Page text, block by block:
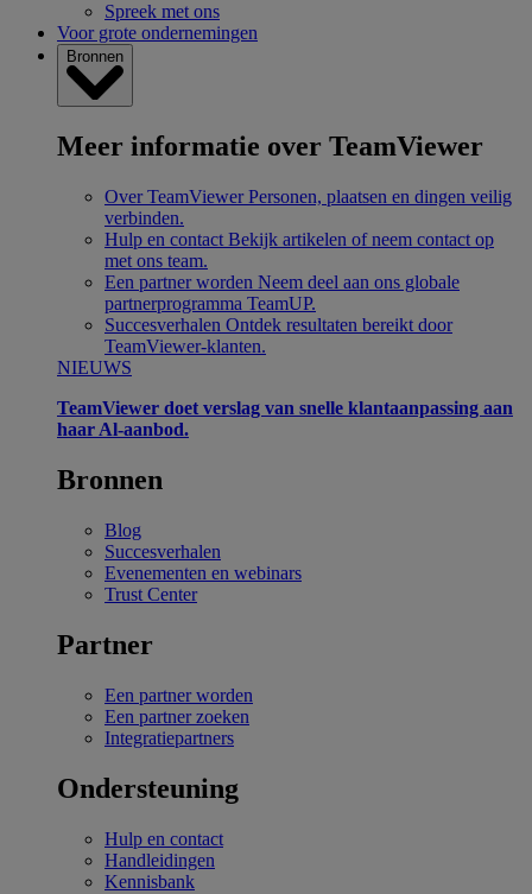
Spreek met ons
Voor grote ondernemingen
Bronnen
Meer informatie over TeamViewer
Over TeamViewer Personen, plaatsen en dingen veilig
verbinden.
Hulp en contact Bekijk artikelen of neem contact op
met ons team.
Een partner worden Neem deel aan ons globale
partnerprogramma TeamUP.
Succesverhalen Ontdek resultaten bereikt door
TeamViewer-klanten.
NIEUWS
TeamViewer doet verslag van snelle klantaanpassing aan
haar Al-aanbod.
Bronnen
Blog
Succesverhalen
Evenementen en webinars
Trust Center
Partner
Een partner worden
Een partner zoeken
Integratiepartners
Ondersteuning
Hulp en contact
Handleidingen
Kennisbank